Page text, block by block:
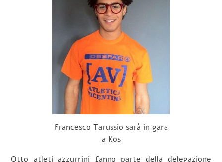
Francesco Tarussio sarà in gara
a Kos
Otto atleti azzurrini fanno parte della delegazione